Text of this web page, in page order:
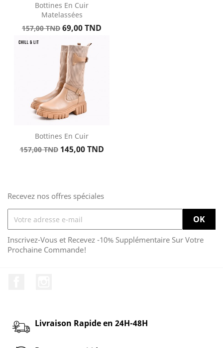
Bottines En Cuir
Matelassées
Prix
base
157,00 TND Prix
69,00 TND
Bottines En Cuir
Prix
157,00 TND Prix
145,00 TND
Recevez nos offres spéciales
Inscrivez-Vous et Recevez -10% Supplémentaire Sur Votre
Prochaine Commande!
Livraison Rapide en 24H-48H